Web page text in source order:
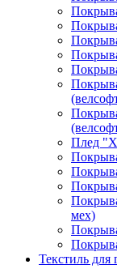
Плед
мех)
Текстиль для